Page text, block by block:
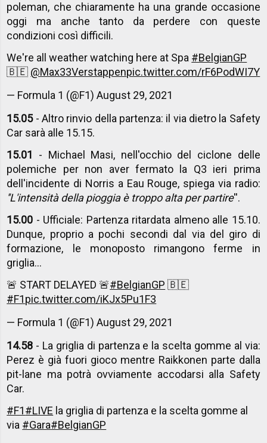
poleman, che chiaramente ha una grande occasione
oggi ma anche tanto da perdere con queste
condizioni così difficili.
We're all weather watching here at Spa #BelgianGP
🇧🇪 @Max33Verstappenpic.twitter.com/rF6PodWI7Y
— Formula 1 (@F1)August 29, 2021
15.05- Altro rinvio della partenza: il via dietro la Safety
Car sarà alle 15.15.
15.01 - Michael Masi, nell'occhio del ciclone delle
polemiche per non aver fermato la Q3 ieri prima
dell'incidente di Norris a Eau Rouge, spiega via radio:
''L'intensità della pioggia è troppo alta per partire''.
15.00 - Ufficiale: Partenza ritardata almeno alle 15.10.
Dunque, proprio a pochi secondi dal via del giro di
formazione, le monoposto rimangono ferme in
griglia...
🚨 START DELAYED 🚨#BelgianGP 🇧🇪
#F1pic.twitter.com/iKJx5Pu1F3
— Formula 1 (@F1)August 29, 2021
14.58 - La griglia di partenza e la scelta gomme al via:
Perez è già fuori gioco mentre Raikkonen parte dalla
pit-lane ma potrà ovviamente accodarsi alla Safety
Car.
#F1#LIVE la griglia di partenza e la scelta gomme al
via #Gara#BelgianGP